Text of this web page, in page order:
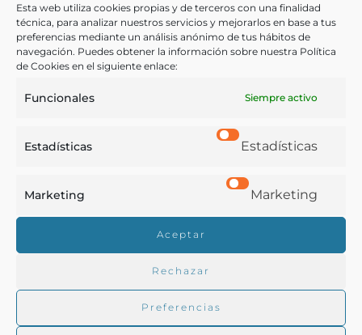
Esta web utiliza cookies propias y de terceros con una finalidad
técnica, para analizar nuestros servicios y mejorarlos en base a tus
preferencias mediante un análisis anónimo de tus hábitos de
navegación. Puedes obtener la información sobre nuestra Política
de Cookies en el siguiente enlace:
Funcionales Siempre activo
Estadísticas Estadísticas
Marketing Marketing
Aceptar
Rechazar
Preferencias
Ver más libros de estas materias:
Bebidas,Dietética y nutrición
Tecnología,Medicina
Ver más libros con las palabras clave:
Buscar en la biblioteca